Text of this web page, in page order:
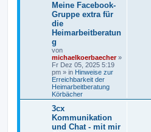
Meine Facebook-
Gruppe extra für
die
Heimarbeitberatun
g
von
michaelkoerbaecher»
Fr Dez 05, 2025 5:19
pm » in Hinweise zur
Erreichbarkeit der
Heimarbeitberatung
Körbächer
3cx
Kommunikation
und Chat - mit mir